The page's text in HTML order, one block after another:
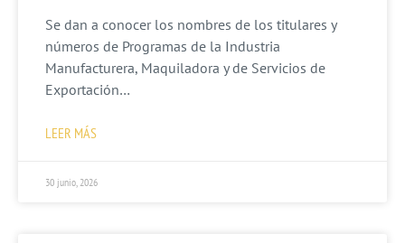
Se dan a conocer los nombres de los titulares y
números de Programas de la Industria
Manufacturera, Maquiladora y de Servicios de
Exportación…
LEER MÁS
30 junio, 2026